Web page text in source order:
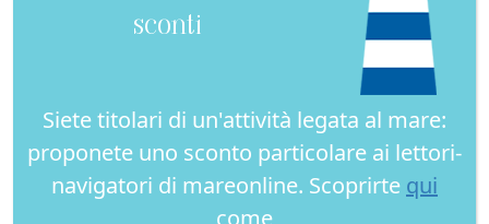
sconti
Siete titolari di un'attività legata al mare:
proponete uno sconto particolare ai lettori-
navigatori di mareonline. Scoprirte qui
come